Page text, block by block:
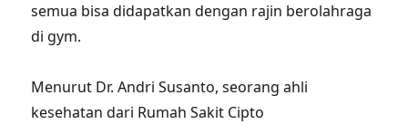
semua bisa didapatkan dengan rajin berolahraga
di gym.
Menurut Dr. Andri Susanto, seorang ahli
kesehatan dari Rumah Sakit Cipto